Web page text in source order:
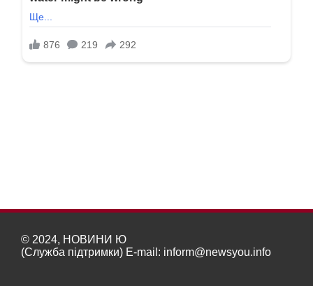
© 2024, НОВИНИ Ю
(Служба підтримки) E-mail: inform@newsyou.info